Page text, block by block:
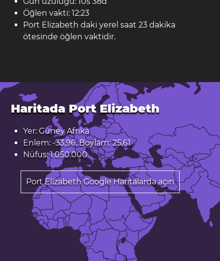
Öğlen vakti: 12:23
Port Elizabeth daki yerel saat 23 dakika
ötesinde öğlen vaktidir.
Haritada Port Elizabeth
Yer: Güney Afrika
Enlem: -33,96. Boylam: 25,61
Nüfus: 1.050.000
Port Elizabeth Google Haritalarda açın